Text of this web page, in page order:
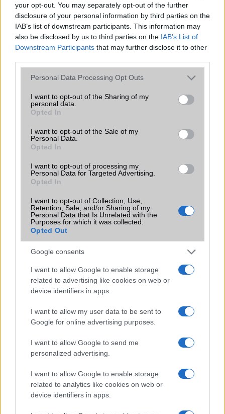
your opt-out. You may separately opt-out of the further
disclosure of your personal information by third parties on the
IAB’s list of downstream participants. This information may
also be disclosed by us to third parties on the IAB’s List of
Downstream Participants that may further disclose it to other
Please note that this website/app uses one or more Google
not limited to your visit or usage behaviour. You may click to
grant or deny consent to Google and its third-party tags to
use your data for below specified purposes in below Google
consent section.
Personal Data Processing Opt Outs
I want to opt-out of the Sharing of my
personal data.
Opted In
I want to opt-out of the Sale of my
Personal Data.
Opted In
I want to opt-out of processing my
Personal Data for Targeted Advertising.
Opted In
I want to opt-out of Collection, Use,
Retention, Sale, and/or Sharing of my
Personal Data that Is Unrelated with the
Purposes for which it was collected.
Opted Out
Google consents
I want to allow Google to enable storage
related to advertising like cookies on web or
device identifiers in apps.
I want to allow my user data to be sent to
Google for online advertising purposes.
I want to allow Google to send me
personalized advertising.
I want to allow Google to enable storage
related to analytics like cookies on web or
device identifiers in apps.
SNS integráció alap szolgáltatás
Organizer alap szolgáltatás
T9 szótár alkalmazás független szótár
Office alkalmazások
DV = Document viewer (Word,
Excel, PowerPoint, PDF)
Extrák
EGYÉB
Vibra jelzés
SIM típus microSIM
SIM-ek száma
Flight mode Van
Terület Magyar
Funkciók Photo/video editor
Védelem Nincs
Limited Edition
SAR
Nincs publikus adat!
N/A = Nincs adat. Legutóbbi frissítés: 2026-07-13 19:00:00